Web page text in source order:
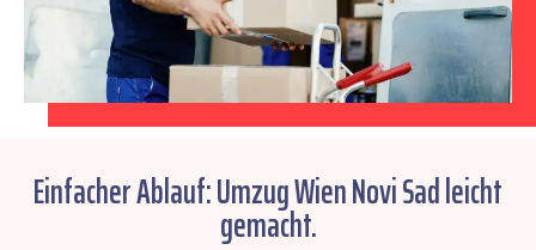
Einfacher Ablauf: Umzug Wien Novi Sad leicht
gemacht.